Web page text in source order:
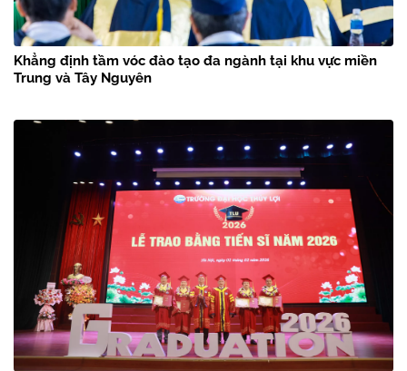
Khẳng định tầm vóc đào tạo đa ngành tại khu vực miền
Trung và Tây Nguyên